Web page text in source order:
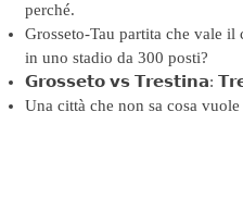
perché.
Grosseto-Tau partita che vale
in uno stadio da 300 posti?
𝗚𝗿𝗼𝘀𝘀𝗲𝘁𝗼 𝘃𝘀 𝗧𝗿𝗲𝘀𝘁𝗶𝗻𝗮:
Una città che non sa cosa vuole